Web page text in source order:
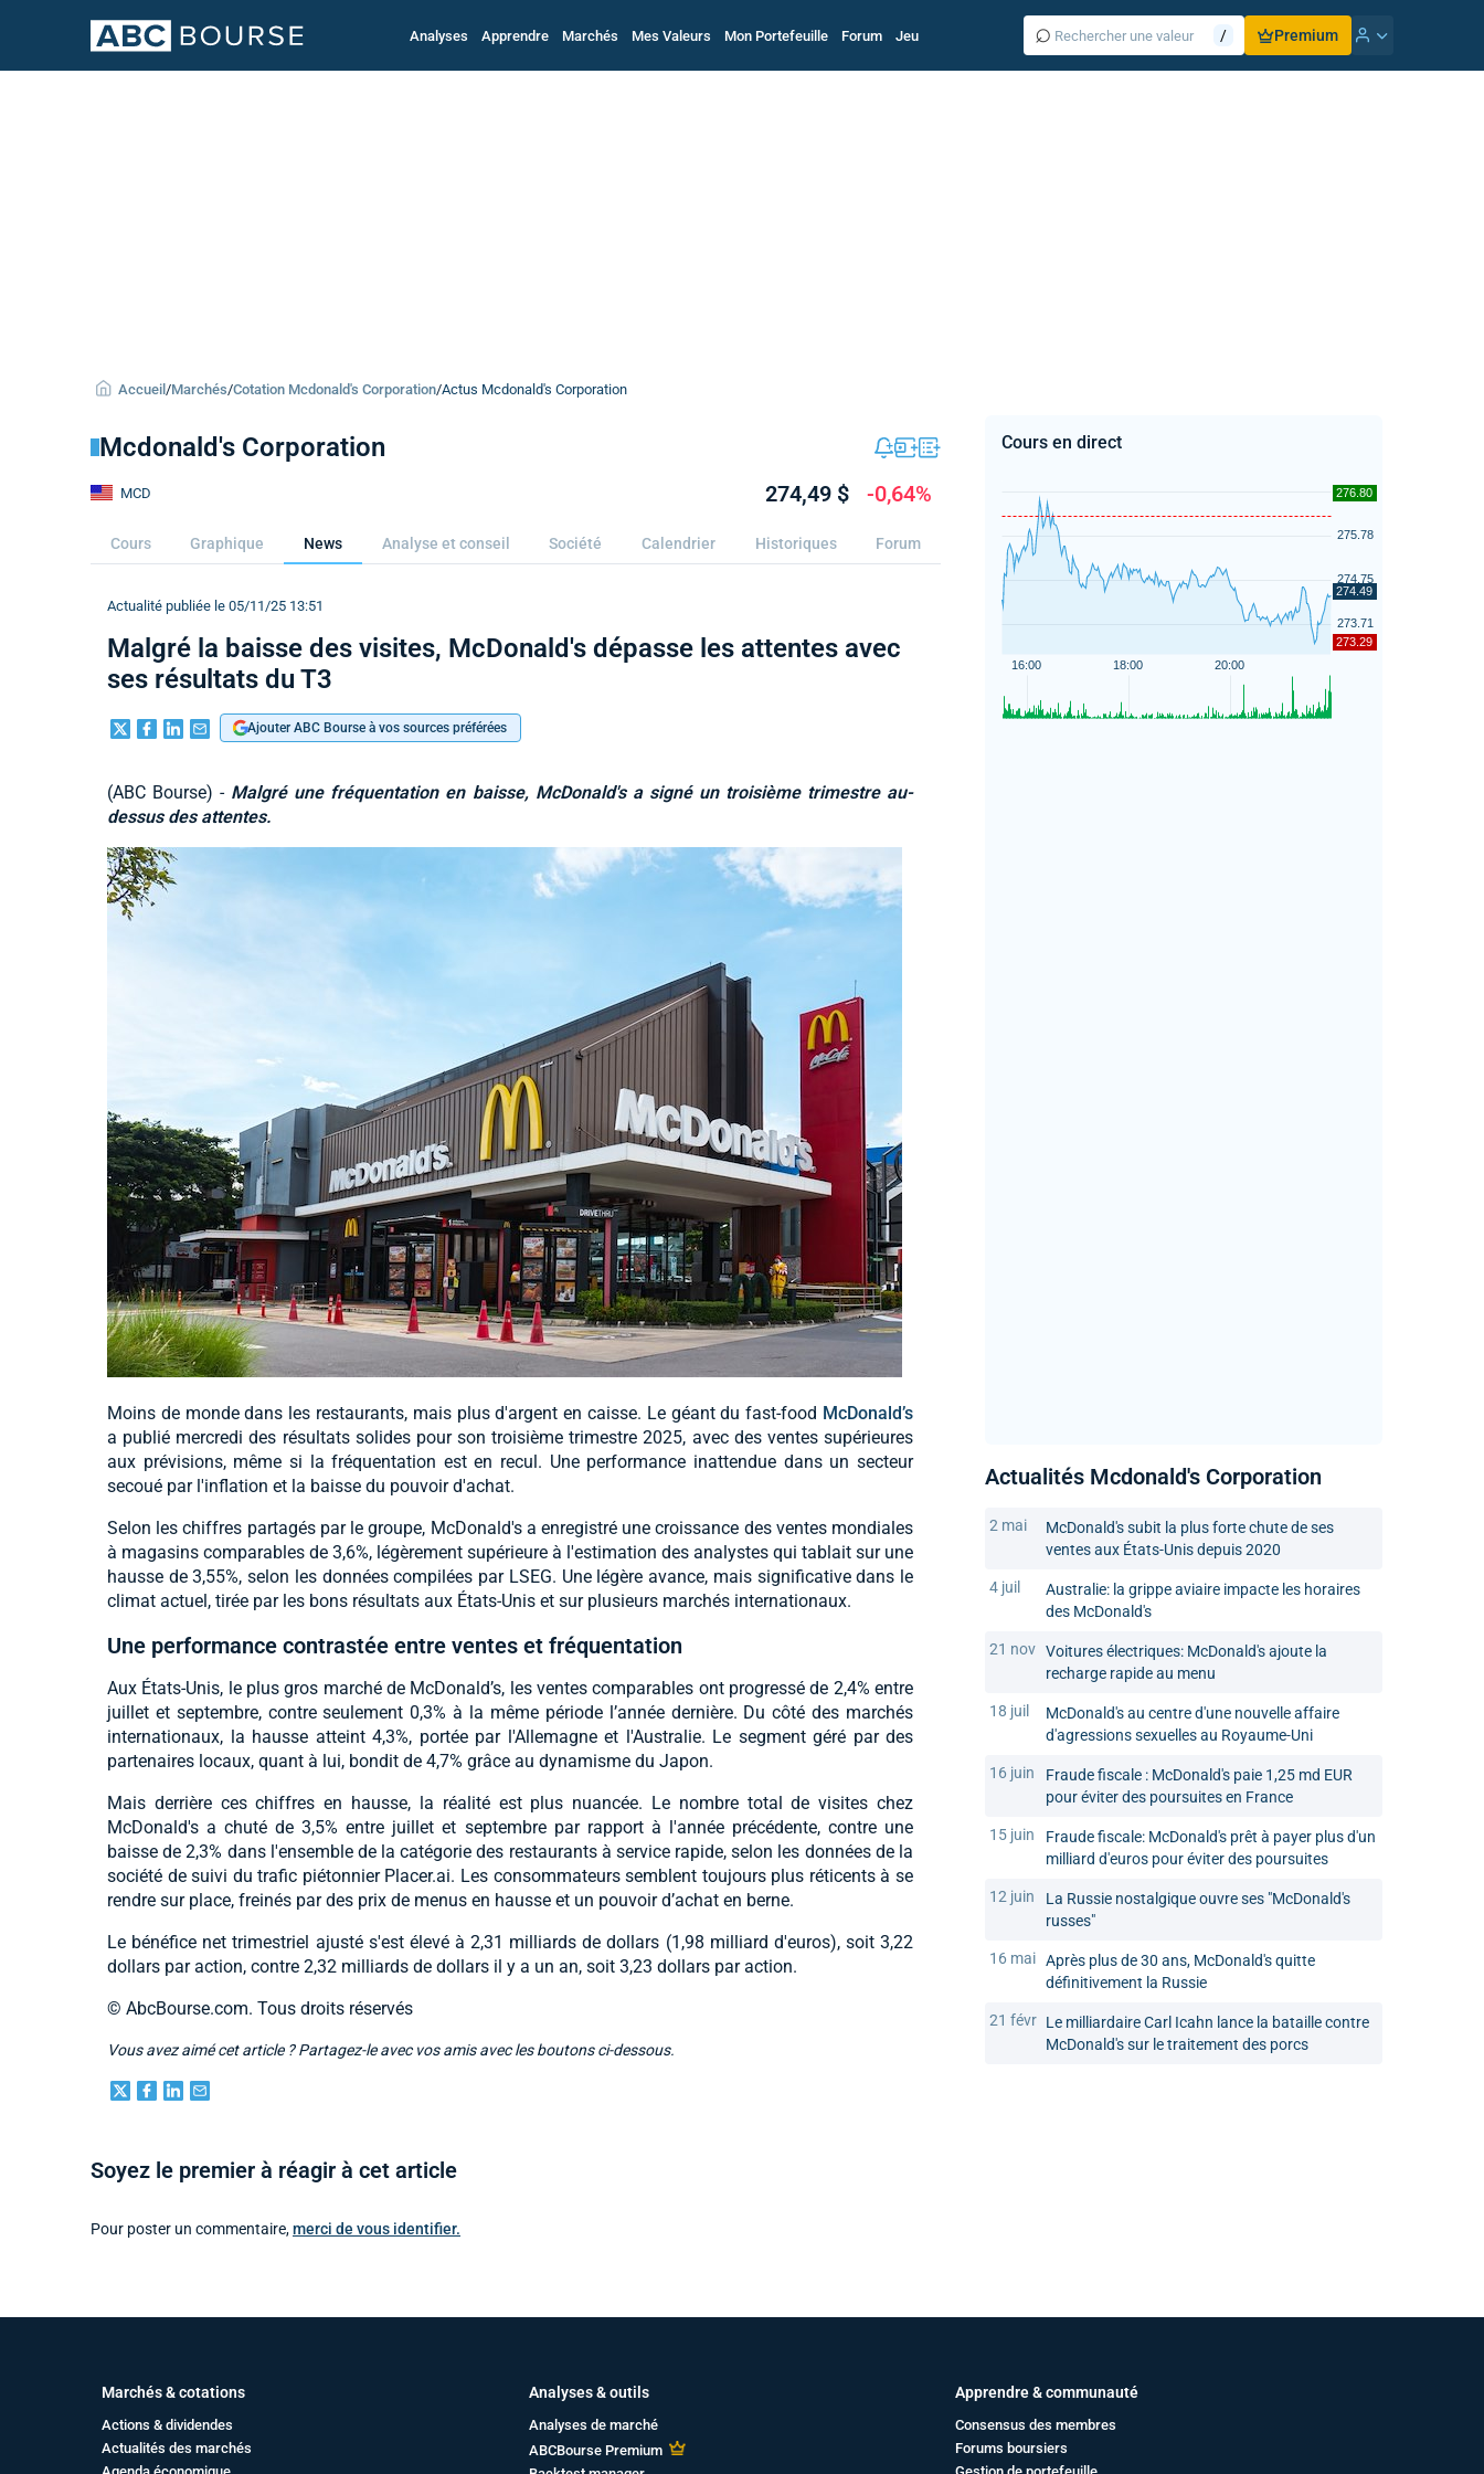
Analyses Apprendre Marchés Mes Valeurs Mon Portefeuille Forum Jeu ⌕ / Premium
Accueil /Marchés/Cotation Mcdonald's Corporation/Actus Mcdonald's Corporation
Mcdonald's Corporation
MCD 274,49 $ -0,64%
Cours Graphique News Analyse et conseil Société Calendrier Historiques Forum
Actualité publiée le 05/11/25 13:51
Malgré la baisse des visites, McDonald's dépasse les attentes avec
ses résultats du T3
Ajouter ABC Bourse à vos sources préférées
(ABC Bourse) - Malgré une fréquentation en baisse, McDonald's a signé un troisième trimestre au-
dessus des attentes.
Moins de monde dans les restaurants, mais plus d'argent en caisse. Le géant du fast-food McDonald’s
a publié mercredi des résultats solides pour son troisième trimestre 2025, avec des ventes supérieures
aux prévisions, même si la fréquentation est en recul. Une performance inattendue dans un secteur
secoué par l'inflation et la baisse du pouvoir d'achat.
Selon les chiffres partagés par le groupe, McDonald's a enregistré une croissance des ventes mondiales
à magasins comparables de 3,6%, légèrement supérieure à l'estimation des analystes qui tablait sur une
hausse de 3,55%, selon les données compilées par LSEG. Une légère avance, mais significative dans le
climat actuel, tirée par les bons résultats aux États-Unis et sur plusieurs marchés internationaux.
Une performance contrastée entre ventes et fréquentation
Aux États-Unis, le plus gros marché de McDonald’s, les ventes comparables ont progressé de 2,4% entre
juillet et septembre, contre seulement 0,3% à la même période l’année dernière. Du côté des marchés
internationaux, la hausse atteint 4,3%, portée par l'Allemagne et l'Australie. Le segment géré par des
partenaires locaux, quant à lui, bondit de 4,7% grâce au dynamisme du Japon.
Mais derrière ces chiffres en hausse, la réalité est plus nuancée. Le nombre total de visites chez
McDonald's a chuté de 3,5% entre juillet et septembre par rapport à l'année précédente, contre une
baisse de 2,3% dans l'ensemble de la catégorie des restaurants à service rapide, selon les données de la
société de suivi du trafic piétonnier Placer.ai. Les consommateurs semblent toujours plus réticents à se
rendre sur place, freinés par des prix de menus en hausse et un pouvoir d’achat en berne.
Le bénéfice net trimestriel ajusté s'est élevé à 2,31 milliards de dollars (1,98 milliard d'euros), soit 3,22
dollars par action, contre 2,32 milliards de dollars il y a un an, soit 3,23 dollars par action.
© AbcBourse.com. Tous droits réservés
Vous avez aimé cet article ? Partagez-le avec vos amis avec les boutons ci-dessous.
Cours en direct
Actualités Mcdonald's Corporation
2 mai
McDonald's subit la plus forte chute de ses
ventes aux États-Unis depuis 2020
4 juil
Australie: la grippe aviaire impacte les horaires
des McDonald's
21 nov Voitures électriques: McDonald's ajoute la
recharge rapide au menu
18 juil
McDonald's au centre d'une nouvelle affaire
d'agressions sexuelles au Royaume-Uni
16 juin
Fraude fiscale : McDonald's paie 1,25 md EUR
pour éviter des poursuites en France
15 juin
Fraude fiscale: McDonald's prêt à payer plus d'un
milliard d'euros pour éviter des poursuites
12 juin
La Russie nostalgique ouvre ses "McDonald's
russes"
16 mai Après plus de 30 ans, McDonald's quitte
définitivement la Russie
21 févr Le milliardaire Carl Icahn lance la bataille contre
McDonald's sur le traitement des porcs
Soyez le premier à réagir à cet article
Pour poster un commentaire,merci de vous identifier.
Marchés & cotations
Actions & dividendes
Actualités des marchés
Analyses & outils
Analyses de marché
ABCBourse Premium
Apprendre & communauté
Consensus des membres
Forums boursiers